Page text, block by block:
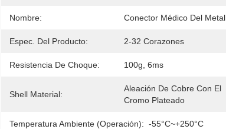
Nombre: Conector Médico Del Metal
Espec. Del Producto: 2-32 Corazones
Resistencia De Choque: 100g, 6ms
Shell Material:
Aleación De Cobre Con El
Cromo Plateado
Temperatura Ambiente (operación): -55°C~+250°C